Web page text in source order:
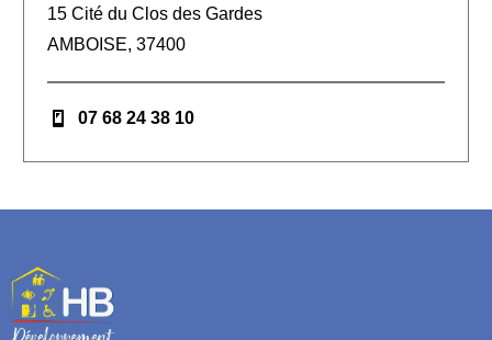
15 Cité du Clos des Gardes
AMBOISE, 37400
07 68 24 38 10